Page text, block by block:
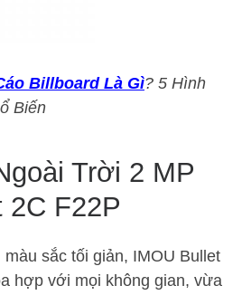
Billboard Là Gì? 5 Hình
Biến
Trời 2 MP
2C F22P
sắc tối giản, IMOU Bullet
hợp với mọi không gian, vừa